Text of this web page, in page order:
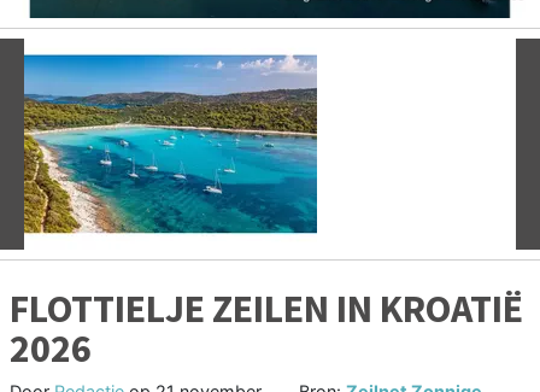
Vorige
FLOTTIELJE ZEILEN IN KROATIË
2026